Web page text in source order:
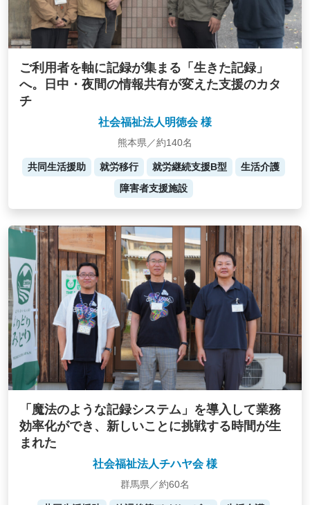
ご利用者を軸に記録が集まる「生きた記録」
へ。日中・夜間の情報共有が変えた支援のカタ
チ
社会福祉法人明徳会 様
熊本県／約140名
共同生活援助 就労移行 就労継続支援B型
生活介護
障害者支援施設
「魔法のような記録システム」を導入して業務
効率化ができ、新しいことに挑戦する時間が生
まれた
社会福祉法人チハヤ会 様
群馬県／約60名